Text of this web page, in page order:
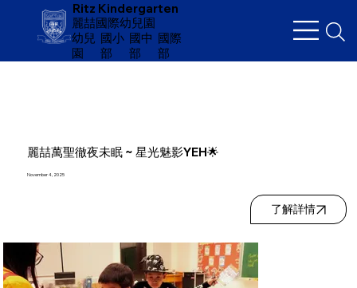
Ritz Kindergarten
麗喆國際幼兒園
幼兒
園
​國小
部
國中
部
國際
部
麗喆萬聖徹夜未眠 ~ 星光魅影YEH🌟
November 4, 2025
了解詳情